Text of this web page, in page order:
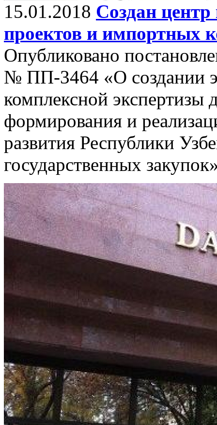
15.01.2018 Создан
проектов и импортных
Опубликовано
№ ПП-3464 «О создании
комплексной экспертизы
формирования и
развития Республики
государственных